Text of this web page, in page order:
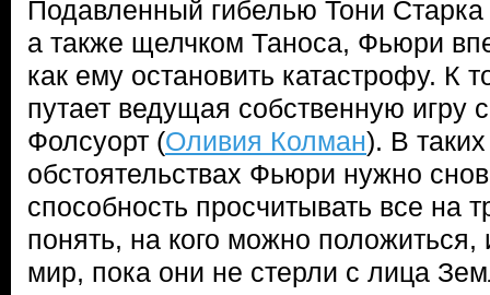
Подавленный гибелью Тони
а также щелчком Таноса, Фьюри
как ему остановить катастрофу. К
путает ведущая собственную игру
Фолсуорт (Оливия Колман). В
обстоятельствах Фьюри нужно
способность просчитывать все на
понять, на кого можно положиться,
мир, пока они не стерли с лица